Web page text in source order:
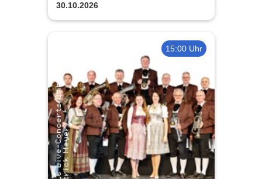
30.10.2026
15:00 Uhr